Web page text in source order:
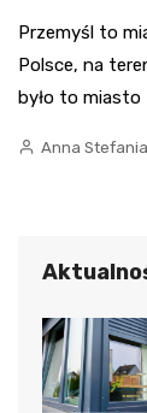
Przemyśl to
Polsce, na
było to miasto
Anna